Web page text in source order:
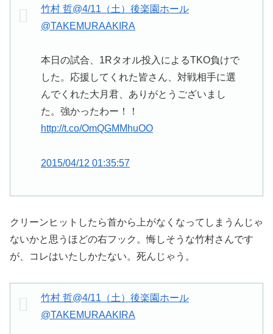
竹村 哲@4/11（土）後楽園ホール
@TAKEMURAAKIRA
本日の試合、1Rタオル投入によるTKO負けで
した。応援してくれた皆さん、対戦相手に選
んでくれた大月君、ありがとうございまし
た。強かったわー！！
http://t.co/OmQGMMhuOO
2015/04/12 01:35:57
クリーンヒットしたら首から上がなくなってしまうんじゃ
ないかと思うほどの右フック。悔しそうな竹村さんです
が、コレはいたしかたない。死んじゃう。
竹村 哲@4/11（土）後楽園ホール
@TAKEMURAAKIRA